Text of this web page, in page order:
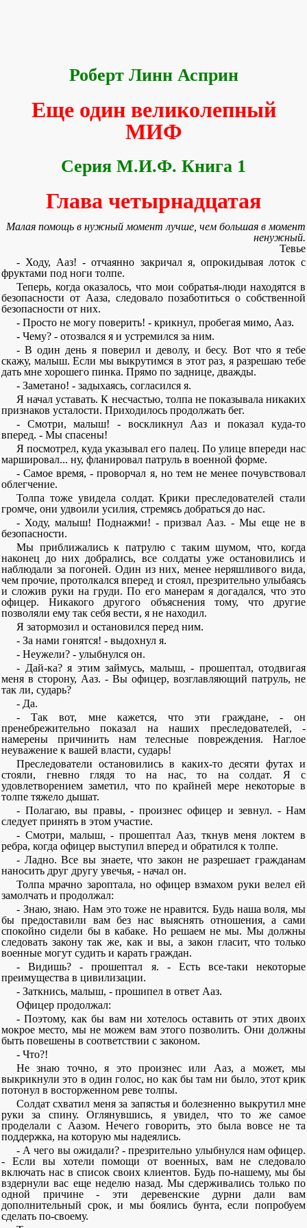
Роберт Линн Асприн
Еще один великолепный
МИФ
Серия М.И.Ф. Книга 1
Глава четырнадцатая
Малая помощь в нужный момент лучше, чем большая в момент
ненужный.
Тевье
- Ходу, Ааз! - отчаянно закричал я, опрокидывая лоток с
фруктами под ноги толпе.
Теперь, когда оказалось, что мои собратья-люди находятся в
безопасности от Ааза, следовало позаботиться о собственной
безопасности от них.
- Просто не могу поверить! - крикнул, пробегая мимо, Ааз.
- Чему? - отозвался я и устремился за ним.
- В один день я поверил и деволу, и бесу. Вот что я тебе
скажу, малыш. Если мы выкрутимся в этот раз, я разрешаю тебе
дать мне хорошего пинка. Прямо по заднице, дважды.
- Заметано! - задыхаясь, согласился я.
Я начал уставать. К несчастью, толпа не показывала никаких
признаков усталости. Приходилось продолжать бег.
- Смотри, малыш! - воскликнул Ааз и показал куда-то
вперед. - Мы спасены!
Я посмотрел, куда указывал его палец. По улице впереди нас
маршировал... ну, фланировал патруль в военной форме.
- Самое время, - проворчал я, но тем не менее почувствовал
облегчение.
Толпа тоже увидела солдат. Крики преследователей стали
громче, они удвоили усилия, стремясь добраться до нас.
- Ходу, малыш! Поднажми! - призвал Ааз. - Мы еще не в
безопасности.
Мы приближались к патрулю с таким шумом, что, когда
наконец до них добрались, все солдаты уже остановились и
наблюдали за погоней. Один из них, менее неряшливого вида,
чем прочие, протолкался вперед и стоял, презрительно улыбаясь
и сложив руки на груди. По его манерам я догадался, что это
офицер. Никакого другого объяснения тому, что другие
позволяли ему так себя вести, я не находил.
Я затормозил и остановился перед ним.
- За нами гонятся! - выдохнул я.
- Неужели? - улыбнулся он.
- Дай-ка? я этим займусь, малыш, - прошептал, отодвигая
меня в сторону, Ааз. - Вы офицер, возглавляющий патруль, не
так ли, сударь?
- Да.
- Так вот, мне кажется, что эти граждане, - он
пренебрежительно показал на наших преследователей, -
намерены причинить нам телесные повреждения. Наглое
неуважение к вашей власти, сударь!
Преследователи остановились в каких-то десяти футах и
стояли, гневно глядя то на нас, то на солдат. Я с
удовлетворением заметил, что по крайней мере некоторые в
толпе тяжело дышат.
- Полагаю, вы правы, - произнес офицер и зевнул. - Нам
следует принять в этом участие.
- Смотри, малыш, - прошептал Ааз, ткнув меня локтем в
ребра, когда офицер выступил вперед и обратился к толпе.
- Ладно. Все вы знаете, что закон не разрешает гражданам
наносить друг другу увечья, - начал он.
Толпа мрачно зароптала, но офицер взмахом руки велел ей
замолчать и продолжал:
- Знаю, знаю. Нам это тоже не нравится. Будь наша воля, мы
бы предоставили вам без нас выяснять отношения, а сами
спокойно сидели бы в кабаке. Но решаем не мы. Мы должны
следовать закону так же, как и вы, а закон гласит, что только
военные могут судить и карать граждан.
- Видишь? - прошептал я. - Есть все-таки некоторые
преимущества в цивилизации.
- Заткнись, малыш, - прошипел в ответ Ааз.
Офицер продолжал:
- Поэтому, как бы вам ни хотелось оставить от этих двоих
мокрое место, мы не можем вам этого позволить. Они должны
быть повешены в соответствии с законом.
- Что?!
Не знаю точно, я это произнес или Ааз, а может, мы
выкрикнули это в один голос, но как бы там ни было, этот крик
потонул в восторженном реве толпы.
Солдат схватил меня за запястья и болезненно выкрутил мне
руки за спину. Оглянувшись, я увидел, что то же самое
проделали с Аазом. Нечего говорить, это была вовсе не та
поддержка, на которую мы надеялись.
- А чего вы ожидали? - презрительно улыбнулся нам офицер.
- Если вы хотели помощи от военных, вам не следовало
включать нас в список своих клиентов. Будь по-нашему, мы бы
вздернули вас еще неделю назад. Мы сдерживались только по
одной причине - эти деревенские дурни дали вам
дополнительный срок, и мы боялись бунта, если попробуем
сделать по-своему.